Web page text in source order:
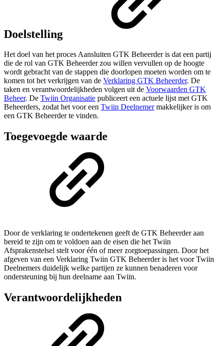
Doelstelling
Het doel van het proces Aansluiten GTK Beheerder is dat een partij
die de rol van GTK Beheerder zou willen vervullen op de hoogte
wordt gebracht van de stappen die doorlopen moeten worden om te
komen tot het verkrijgen van de Verklaring GTK Beheerder. De
taken en verantwoordelijkheden volgen uit de Voorwaarden GTK
Beheer. De Twiin Organisatie publiceert een actuele lijst met GTK
Beheerders, zodat het voor een Twiin Deelnemermakkelijker is om
een GTK Beheerder te vinden.
Toegevoegde waarde
Door de verklaring te ondertekenen geeft de GTK Beheerder aan
bereid te zijn om te voldoen aan de eisen die het Twiin
Afsprakenstelsel stelt voor één of meer zorgtoepassingen. Door het
afgeven van een Verklaring Twiin GTK Beheerder is het voor Twiin
Deelnemers duidelijk welke partijen ze kunnen benaderen voor
ondersteuning bij hun deelname aan Twiin.
Verantwoordelijkheden